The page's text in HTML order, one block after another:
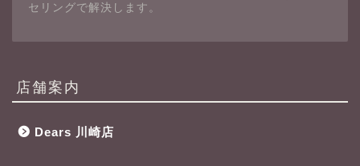
セリングで解決します。
店舗案内
Dears 川崎店